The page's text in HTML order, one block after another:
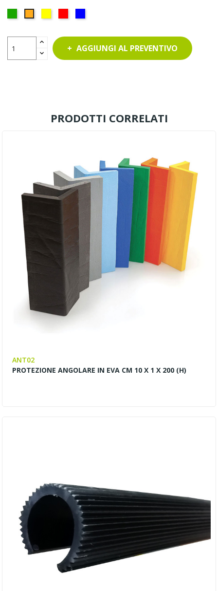
AGGIUNGI AL PREVENTIVO
PRODOTTI CORRELATI
ANT02
PROTEZIONE ANGOLARE IN EVA CM 10 X 1 X 200 (H)